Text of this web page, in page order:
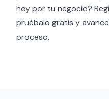
hoy por tu negocio?
pruébalo gratis y
proceso.